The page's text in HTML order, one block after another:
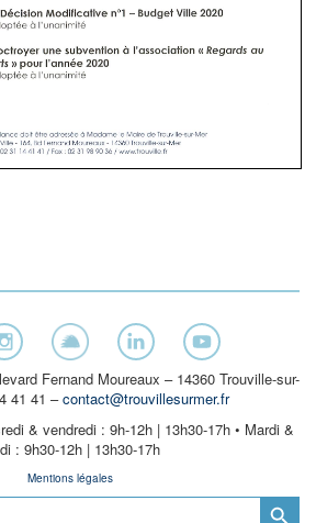
Fernand Moureaux – 14360 Trouville-sur-
41 41 –contact@trouvillesurmer.fr
& vendredi : 9h-12h | 13h30-17h • Mardi &
: 9h30-12h | 13h30-17h
Mentions légales
Search Button